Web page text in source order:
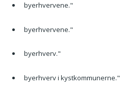
byerhvervene."
byerhvervene."
byerhverv."
byerhverv i kystkommunerne."